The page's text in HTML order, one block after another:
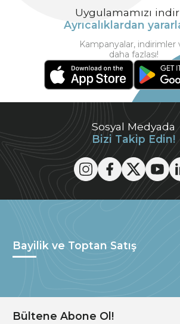
Sosyal Medyada
Bizi Takip Edin!
Uygulamamızı
Ayrıcalıklardan
Kampanyalar, indirimler
daha fazlası!
Bayilik ve Toptan Satış
Bültene Abone Ol!